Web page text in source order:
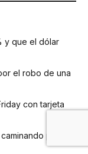
y que el dólar
el robo de una
con tarjeta
por la